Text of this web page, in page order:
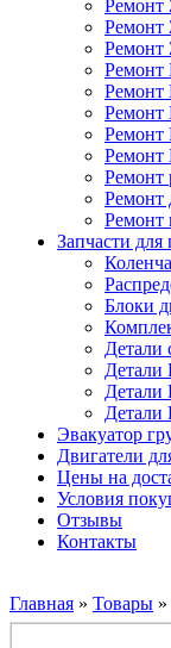
Ремонт
Ремонт
Ремонт
Ремонт
Ремонт
Ремонт
Запчасти
Блоки
Детали
Детали
Эвакуатор
Двигатели
Цены на
Условия
Отзывы
Контакты
Главная » Товары »